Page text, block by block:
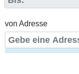
von Adresse